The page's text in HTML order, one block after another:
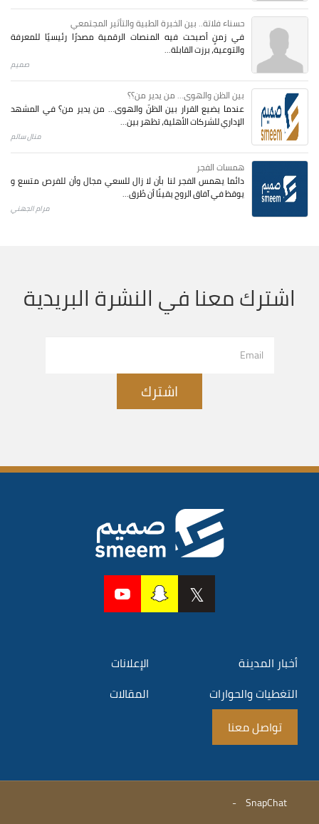
حسناء فلاتة.. بين الخبرة الطبية والتأثير المجتمعي
في زمنٍ أصبحت فيه المنصات الرقمية مصدرًا رئيسيًا للمعرفة
والتوعية، برزت القابلة...
صميم
بين الظن والهوى... من يدير من؟؟
عندما يضيع القرار بين الظنّ والهوى… من يدير من؟ في المشهد
الإداري للشركات الأهلية، تظهر بين...
منال سالم
همسات الفجر
دائما يهمس الفجر لنا بأن لا زال للسعي مجال وأن للفرص متسع و
يوقظ في آفاق الروح يقينًا أن طُرق...
مرام الجهني
اشترك معنا في النشرة البريدية
اشترك
أخبار المدينة
الإعلانات
التغطيات والحوارات
المقالات
تواصل معنا
SnapChat
-